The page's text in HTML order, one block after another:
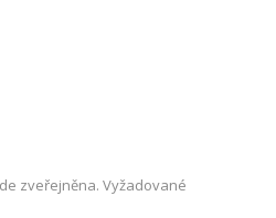
zveřejněna. Vyžadované